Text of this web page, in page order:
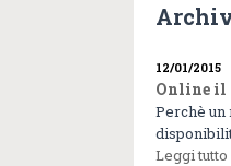
12/01/2015
Online il
Perchè
Leggi tutto